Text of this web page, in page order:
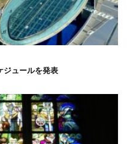
ジュールを発表